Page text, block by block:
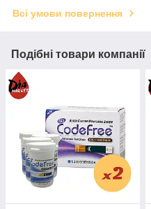
Всі умови повернення
Подібні товари компанії